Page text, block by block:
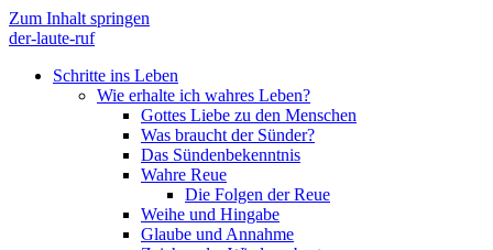
Zum Inhalt springen
der-laute-ruf
Schritte ins Leben
Wie erhalte ich wahres Leben?
Gottes Liebe zu den Menschen
Was braucht der Sünder?
Das Sündenbekenntnis
Wahre Reue
Die Folgen der Reue
Weihe und Hingabe
Glaube und Annahme